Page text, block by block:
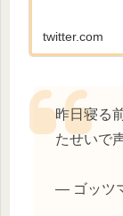
twitter.com
昨日寝る
たせいで
— ゴッツ